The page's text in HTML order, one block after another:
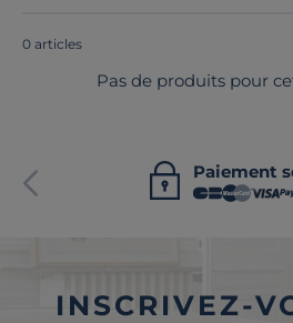
0 articles
Pas de produits pour
Paiement
INSCRIVEZ-